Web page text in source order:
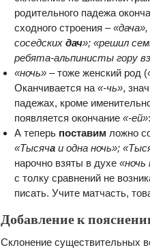
родительного падежа
сходного строения –
соседских дач»; «решил
ребята-альпинисты гору
«ночь» – тоже женский род (
Оканчивается на «-чь»,
падежах, кроме
появляется окончание «-ей»:
А теперь поставим ложно
«Тысяча и одна ночь»;
нарочно взяты в духе
с толку сравнений не
писать. Учите матчасть,
Добавление к
Склонение существительных